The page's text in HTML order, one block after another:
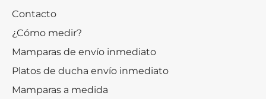
Contacto
¿Cómo medir?
Mamparas de envío inmediato
Platos de ducha envío inmediato
Mamparas a medida